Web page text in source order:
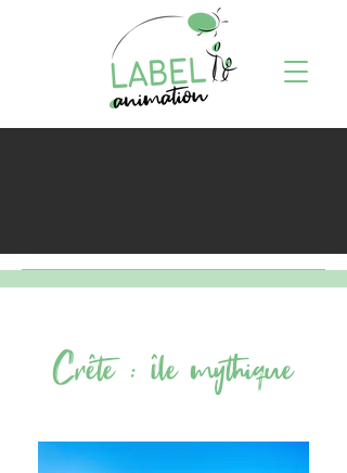
Crête : île mythique